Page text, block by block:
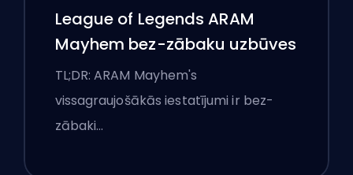
League of Legends ARAM
Mayhem bez-zābaku uzbūves
TL;DR: ARAM Mayhem's
vissagraujošākās iestatījumi ir bez-
zābaki…